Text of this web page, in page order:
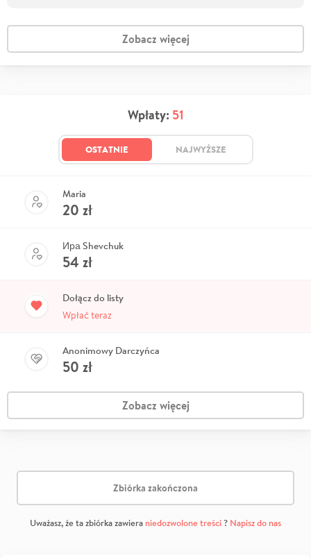
Zobacz więcej
Wpłaty: 51
OSTATNIE NAJWYŻSZE
Maria
20 zł
Ира Shevchuk
54 zł
Dołącz do listy
Wpłać teraz
Anonimowy Darczyńca
50 zł
Zobacz więcej
Zbiórka zakończona
Uważasz, że ta zbiórka zawiera niedozwolone treści? Napisz do nas